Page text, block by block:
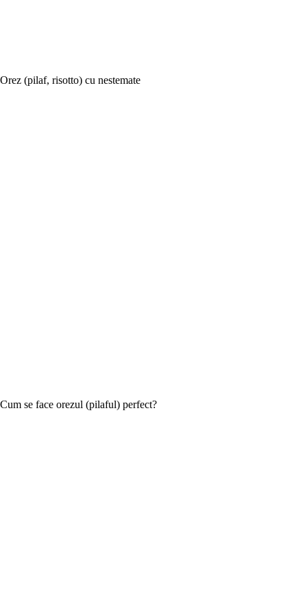
Orez (pilaf, risotto) cu nestemate
Cum se face orezul (pilaful) perfect?